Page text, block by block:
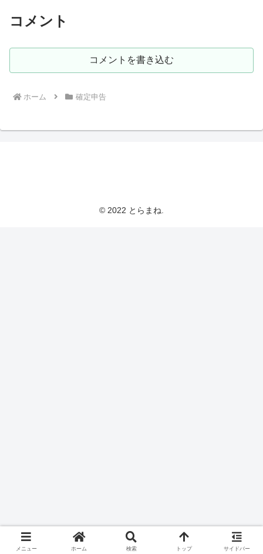
コメント
コメントを書き込む
ホーム 確定申告
© 2022 とらまね.
メニュー ホーム 検索 トップ サイドバー